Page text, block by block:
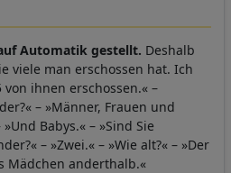
Automatik gestellt. Deshalb
viele man erschossen hat. Ich
ihnen erschossen.« –
– »Männer, Frauen und
Babys.« – »Sind Sie
– »Zwei.« – »Wie alt?« – »Der
Mädchen anderthalb.«